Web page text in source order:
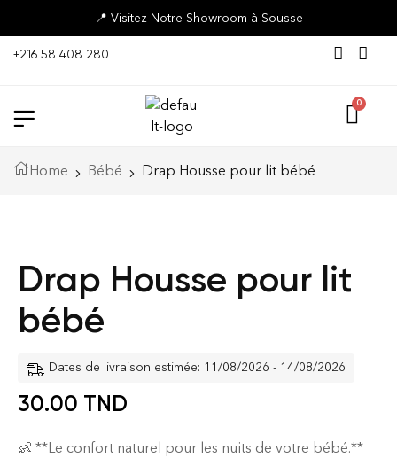
📍 Visitez Notre Showroom à Sousse
+216 58 408 280
Home Bébé Drap Housse pour lit bébé
Drap Housse pour lit
bébé
Dates de livraison estimée: 11/08/2026 - 14/08/2026
30.00 TND
👶 **Le confort naturel pour les nuits de votre bébé.**